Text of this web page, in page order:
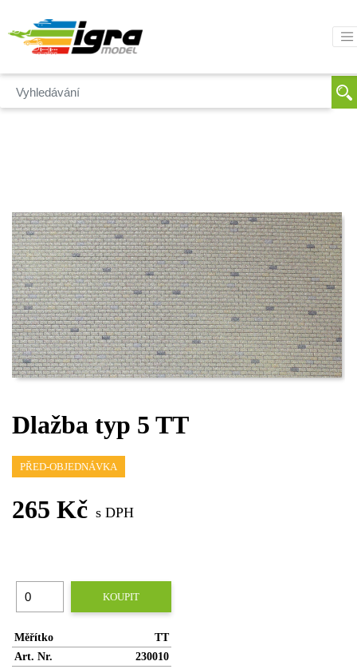
Dlažba typ 5 TT
PŘED-OBJEDNÁVKA
265 Kč s DPH
KOUPIT
Měřítko
TT
Art. Nr.
230010